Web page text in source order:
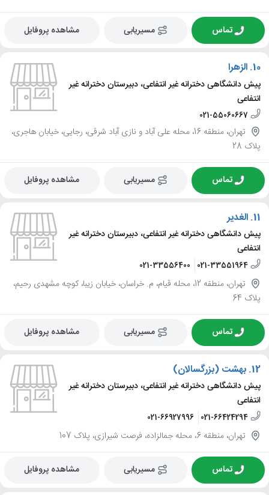
تماس مسیریابی مشاهده پروفایل
10. الزهرا
پیش دانشگاهی دخترانه غیر انتفاعی، دبیرستان دخترانه غیر
انتفاعی
021-55060667
تهران، منطقه 16، محله علی آباد و نازی آباد شرقی، رجایی، خیابان هاجری،
پلاک 28
تماس مسیریابی مشاهده پروفایل
11. الغدیر
پیش دانشگاهی دخترانه غیر انتفاعی، دبیرستان دخترانه غیر
انتفاعی
021-33551964
021-33556400
تهران، منطقه 12، محله قیام، م. خراسان، خیابان زیبا، کوچه مشهدی رحیم،
پلاک 64
تماس مسیریابی مشاهده پروفایل
12. بهشت (بزرگسالان)
پیش دانشگاهی دخترانه غیر انتفاعی، دبیرستان دخترانه غیر
انتفاعی
021-66424294
021-66927996
تهران، منطقه 6، محله جمالزاده، فرصت شیرازی، پلاک 107
تماس مسیریابی مشاهده پروفایل